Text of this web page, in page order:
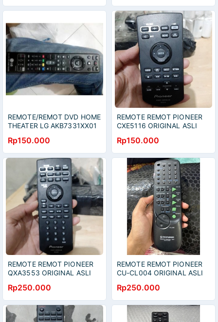
REMOTE/REMOT DVD HOME
THEATER LG AKB7331XX01
Rp150.000
REMOTE REMOT PIONEER
CXE5116 ORIGINAL ASLI
Rp150.000
REMOTE REMOT PIONEER
QXA3553 ORIGINAL ASLI
Rp250.000
REMOTE REMOT PIONEER
CU-CL004 ORIGINAL ASLI
Rp250.000